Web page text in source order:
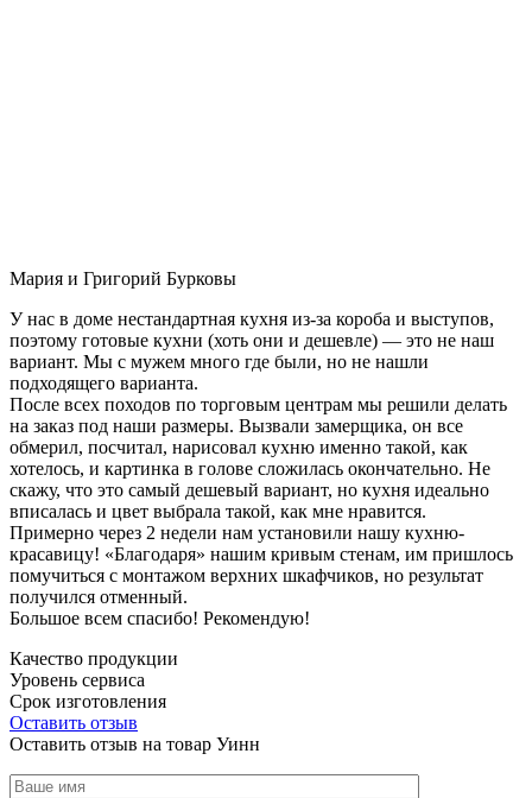
Мария и Григорий Бурковы
У нас в доме нестандартная кухня из-за короба и выступов,
поэтому готовые кухни (хоть они и дешевле) — это не наш
вариант. Мы с мужем много где были, но не нашли
подходящего варианта.
После всех походов по торговым центрам мы решили делать
на заказ под наши размеры. Вызвали замерщика, он все
обмерил, посчитал, нарисовал кухню именно такой, как
хотелось, и картинка в голове сложилась окончательно. Не
скажу, что это самый дешевый вариант, но кухня идеально
вписалась и цвет выбрала такой, как мне нравится.
Примерно через 2 недели нам установили нашу кухню-
красавицу! «Благодаря» нашим кривым стенам, им пришлось
помучиться с монтажом верхних шкафчиков, но результат
получился отменный.
Большое всем спасибо! Рекомендую!
Качество продукции
Уровень сервиса
Срок изготовления
Оставить отзыв
Оставить отзыв на товар Уинн